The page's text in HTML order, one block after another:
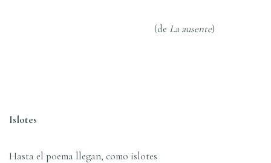
(de La ausente)
Islotes
Hasta el poema llegan, como islotes